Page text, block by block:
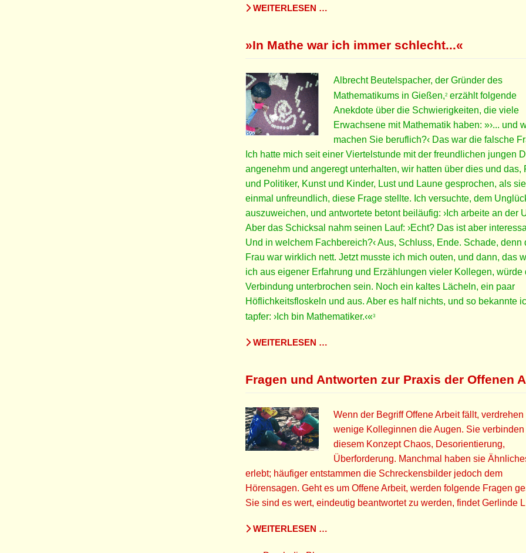
WEITERLESEN …
»In Mathe war ich immer schlecht...«
Albrecht Beutelspacher, der Gründer des
Mathematikums in Gießen,2 erzählt folgende
Anekdote über die Schwierigkeiten, die viele
Erwachsene mit Mathematik haben: »›... und
machen Sie beruflich?‹ Das war die falsche
Ich hatte mich seit einer Viertelstunde mit der freundlichen jungen
angenehm und angeregt unterhalten, wir hatten über dies und das,
und Politiker, Kunst und Kinder, Lust und Laune gesprochen, als
einmal unfreundlich, diese Frage stellte. Ich versuchte, dem
auszuweichen, und antwortete betont beiläufig: ›Ich arbeite an der
Aber das Schicksal nahm seinen Lauf: ›Echt? Das ist aber
Und in welchem Fachbereich?‹ Aus, Schluss, Ende. Schade, denn
Frau war wirklich nett. Jetzt musste ich mich outen, und dann, das
ich aus eigener Erfahrung und Erzählungen vieler Kollegen, würde
Verbindung unterbrochen sein. Noch ein kaltes Lächeln, ein paar
Höflichkeitsfloskeln und aus. Aber es half nichts, und so bekannte
tapfer: ›Ich bin Mathematiker.‹«3
WEITERLESEN …
Fragen und Antworten zur Praxis der Offenen
Wenn der Begriff Offene Arbeit fällt, verdrehen
wenige Kolleginnen die Augen. Sie verbinden
diesem Konzept Chaos, Desorientierung,
Überforderung. Manchmal haben sie
erlebt; häufiger entstammen die Schreckensbilder jedoch dem
Hörensagen. Geht es um Offene Arbeit, werden folgende Fragen
Sie sind es wert, eindeutig beantwortet zu werden, findet Gerlinde
WEITERLESEN …